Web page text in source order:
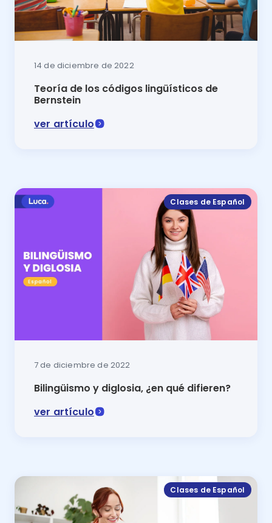
14 de diciembre de 2022
Teoría de los códigos lingüísticos de
Bernstein
ver artículo
Clases de Español
7 de diciembre de 2022
Bilingüismo y diglosia, ¿en qué difieren?
ver artículo
Clases de Español